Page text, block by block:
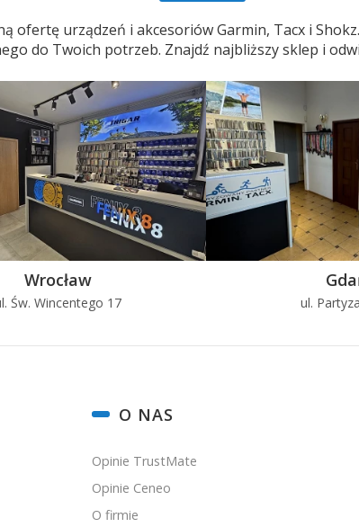
ofertę urządzeń i akcesoriów Garmin, Tacx i
do Twoich potrzeb. Znajdź najbliższy sklep i
Wrocław
Św. Wincentego 17 ul.
O NAS
Opinie TrustMate
Opinie Ceneo
O firmie